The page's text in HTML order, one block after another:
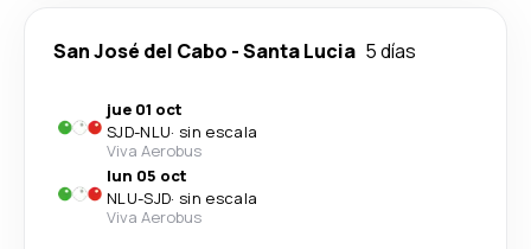
San José del Cabo -Santa Lucia 5 días
jue 01 oct
SJD-NLU· sin escala
Viva Aerobus
lun 05 oct
NLU-SJD· sin escala
Viva Aerobus